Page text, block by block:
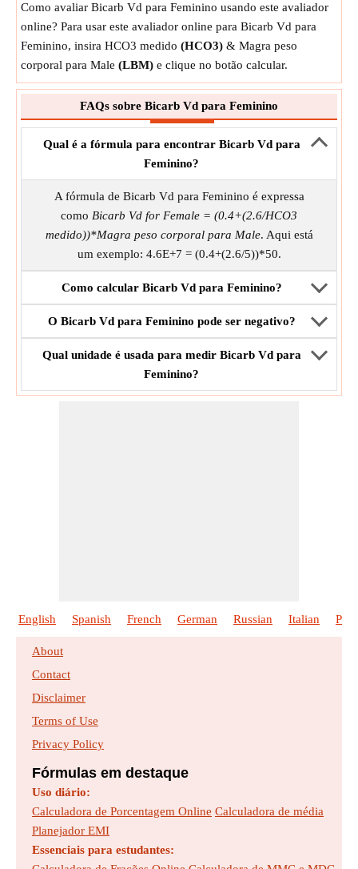
Como avaliar Bicarb Vd para Feminino usando este avaliador
online? Para usar este avaliador online para Bicarb Vd para
Feminino, insira HCO3 medido (HCO3) & Magra peso
corporal para Male (LBM) e clique no botão calcular.
FAQs sobre Bicarb Vd para Feminino
Qual é a fórmula para encontrar Bicarb Vd para
Feminino?
A fórmula de Bicarb Vd para Feminino é expressa
como Bicarb Vd for Female = (0.4+(2.6/HCO3
medido))*Magra peso corporal para Male. Aqui está
um exemplo: 4.6E+7 = (0.4+(2.6/5))*50.
Como calcular Bicarb Vd para Feminino?
O Bicarb Vd para Feminino pode ser negativo?
Qual unidade é usada para medir Bicarb Vd para
Feminino?
English Spanish French German Russian Italian
About
Contact
Disclaimer
Terms of Use
Privacy Policy
Fórmulas em destaque
Uso diário:
Calculadora de Porcentagem Online Calculadora de média
Planejador EMI
Essenciais para estudantes: